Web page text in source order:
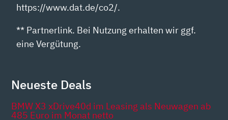
https://www.dat.de/co2/.
** Partnerlink. Bei Nutzung erhalten wir ggf.
eine Vergütung.
Neueste Deals
BMW X3 xDrive40d im Leasing als Neuwagen ab
485 Euro im Monat netto